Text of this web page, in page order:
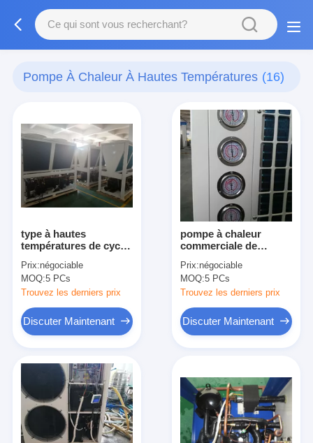
Pompe À Chaleur À Hautes Températures (16)
type à hautes
températures de cycle
20P/de pompe à
chaleur source de
Hybrid Air
Prix:négociable
MOQ:5 PCs
Trouvez les derniers prix
Discuter Maintenant
pompe à chaleur
commerciale de
la carte sûre de
compresseur de
Copeland
Prix:négociable
MOQ:5 PCs
Trouvez les derniers prix
Discuter Maintenant